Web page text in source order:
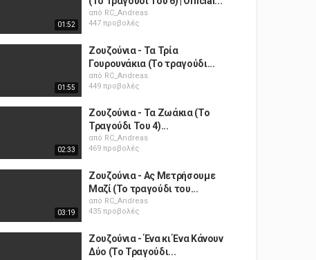
01:52
από RC_Andreas
447 προβολές
01:55
Ζουζούνια - Τα Τρία
Γουρουνάκια (Το τραγούδι...
από RC_Andreas
449 προβολές
02:33
Ζουζούνια - Τα Ζωάκια (Το
Τραγούδι Του 4)...
από RC_Andreas
469 προβολές
03:19
Ζουζούνια - Ας Μετρήσουμε
Μαζί (Το τραγούδι του...
από RC_Andreas
435 προβολές
Ζουζούνια - Ένα κι Ένα Κάνουν
Δύο (Το Τραγούδι...